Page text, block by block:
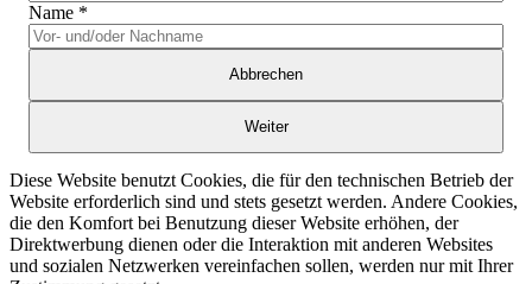
Name *
Abbrechen
Weiter
Diese Website benutzt Cookies, die für den technischen Betrieb der
Website erforderlich sind und stets gesetzt werden. Andere Cookies,
die den Komfort bei Benutzung dieser Website erhöhen, der
Direktwerbung dienen oder die Interaktion mit anderen Websites
und sozialen Netzwerken vereinfachen sollen, werden nur mit Ihrer